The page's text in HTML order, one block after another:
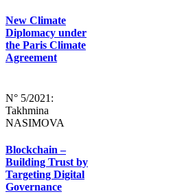
New Climate
Diplomacy under
the Paris Climate
Agreement
N° 5/2021:
Takhmina
NASIMOVA
Blockchain –
Building Trust by
Targeting Digital
Governance